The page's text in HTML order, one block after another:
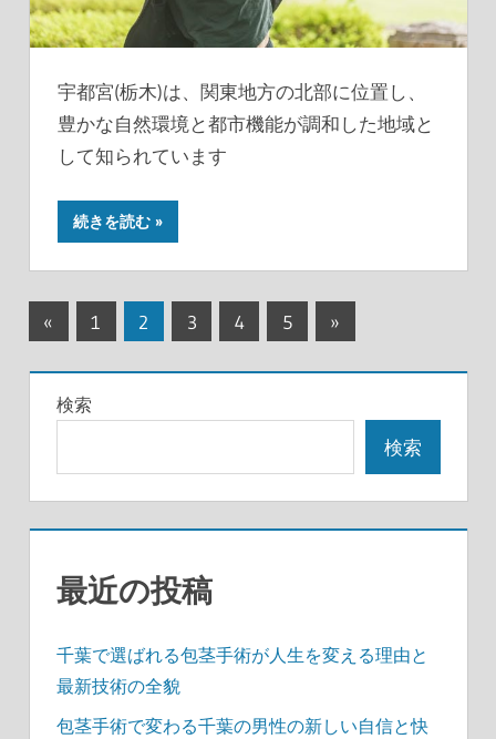
宇都宮(栃木)は、関東地方の北部に位置し、
豊かな自然環境と都市機能が調和した地域と
して知られています
続きを読む
投
稿
の
ー
ジ
送
«
事
1 2 3 4 5
次
事
»
検索
検索
最近の投稿
千葉で選ばれる包茎手術が人生を変える理由と
最新技術の全貌
包茎手術で変わる千葉の男性の新しい自信と快